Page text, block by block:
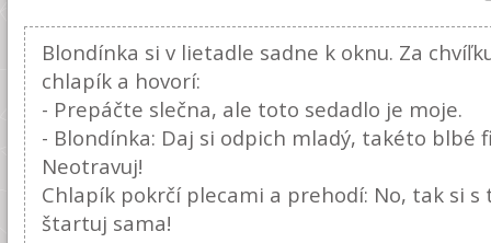
Blondínka si v lietadle sadne k oknu. Za
chlapík a hovorí:
- Prepáčte slečna, ale toto sedadlo je moje.
- Blondínka: Daj si odpich mladý, takéto blbé
Neotravuj!
Chlapík pokrčí plecami a prehodí: No, tak si s
štartuj sama!